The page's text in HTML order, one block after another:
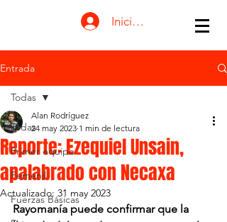
Iniciar sesión
Entrada
Todas
Primer equipo
Femenil
Fuerzas Básicas
Todas
Reporte: Ezequiel Unsain,
apalabrado con Necaxa
Alan Rodríguez
24 may 2023 1 min de lectura
Actualizado: 31 may 2023
Rayomanía puede confirmar que la